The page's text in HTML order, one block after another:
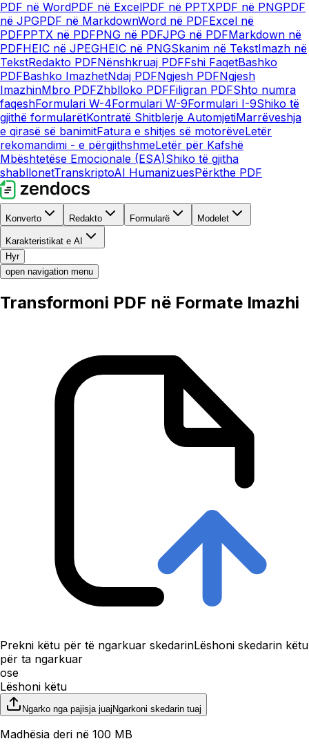
PDF në WordPDF në ExcelPDF në PPTXPDF në PNGPDF
në JPGPDF në MarkdownWord në PDFExcel në
PDFPPTX në PDFPNG në PDFJPG në PDFMarkdown në
PDFHEIC në JPEGHEIC në PNGSkanim në TekstImazh në
TekstRedakto PDFNënshkruaj PDFFshi FaqetBashko
PDFBashko ImazhetNdaj PDFNgjesh PDFNgjesh
ImazhinMbro PDFZhblloko PDFFiligran PDFShto numra
faqeshFormulari W-4Formulari W-9Formulari I-9Shiko të
gjithë formularëtKontratë Shitblerje AutomjetiMarrëveshja
e qirasë së banimitFatura e shitjes së motorëveLetër
rekomandimi - e përgjithshmeLetër për Kafshë
Mbështetëse Emocionale (ESA)Shiko të gjitha
shabllonetTranskriptoAI HumanizuesPërkthe PDF
Konverto Redakto Formularë Modelet
Karakteristikat e AI
Hyr
open navigation menu
Transformoni PDF në Formate Imazhi
Prekni këtu për të ngarkuar skedarinLëshoni skedarin këtu
për ta ngarkuar
ose
Lëshoni këtu
Ngarko nga pajisja juaj Ngarkoni skedarin tuaj
Madhësia deri në 100 MB